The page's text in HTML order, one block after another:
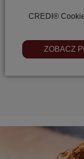
CREDI®
ZOBACZ